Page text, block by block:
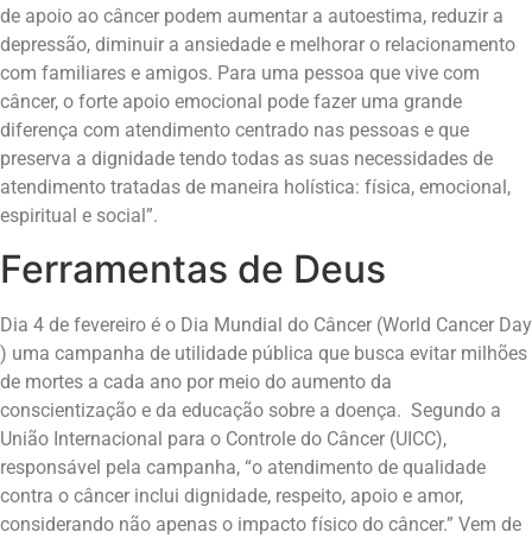
de apoio ao câncer podem aumentar a autoestima, reduzir a
depressão, diminuir a ansiedade e melhorar o relacionamento
com familiares e amigos. Para uma pessoa que vive com
câncer, o forte apoio emocional pode fazer uma grande
diferença com atendimento centrado nas pessoas e que
preserva a dignidade tendo todas as suas necessidades de
atendimento tratadas de maneira holística: física, emocional,
espiritual e social”.
Ferramentas de Deus
Dia 4 de fevereiro é o Dia Mundial do Câncer (World Cancer Day
) uma campanha de utilidade pública que busca evitar milhões
de mortes a cada ano por meio do aumento da
conscientização e da educação sobre a doença. Segundo a
União Internacional para o Controle do Câncer (UICC),
responsável pela campanha, “o atendimento de qualidade
contra o câncer inclui dignidade, respeito, apoio e amor,
considerando não apenas o impacto físico do câncer.” Vem de